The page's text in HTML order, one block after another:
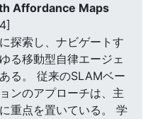
Affordance Maps
探索し、ナビゲートす
る移動型自律エージェ
る。 従来のSLAMベー
ンのアプローチは、主
重点を置いている。 学